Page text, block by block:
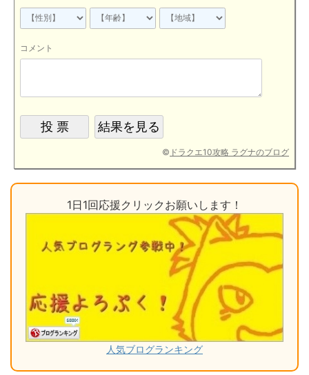
コメント
© ドラクエ10攻略 ラグナのブログ
1日1回応援クリックお願いします！
人気ブログランキング